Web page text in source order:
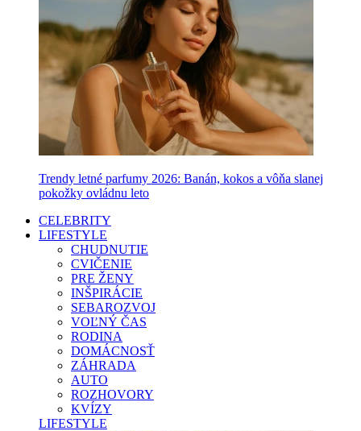
Trendy letné parfumy 2026: Banán, kokos a vôňa slanej
pokožky ovládnu leto
CELEBRITY
LIFESTYLE
CHUDNUTIE
CVIČENIE
PRE ŽENY
INŠPIRÁCIE
SEBAROZVOJ
VOĽNÝ ČAS
RODINA
DOMÁCNOSŤ
ZÁHRADA
AUTO
ROZHOVORY
KVÍZY
LIFESTYLE